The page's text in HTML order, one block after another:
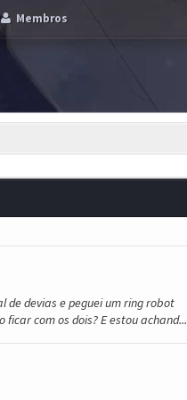
Membros
de devias e peguei um ring robot
com os dois? E estou achand...